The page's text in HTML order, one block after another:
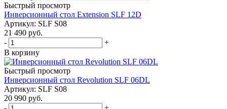
Быстрый просмотр
Инверсионный стол Extension SLF 12D
Артикул: SLF S08
21 490 руб.
-
+
В корзину
Быстрый просмотр
Инверсионный стол Revolution SLF 06DL
Артикул: SLF S08
20 990 руб.